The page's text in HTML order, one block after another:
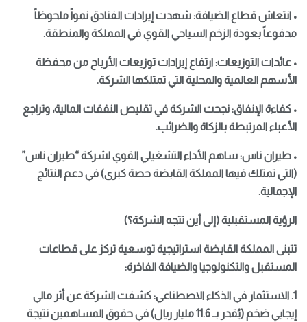
• انتعاش قطاع الضيافة: شهدت إيرادات الفنادق نمواً ملحوظاً
مدفوعاً بعودة الزخم السياحي القوي في المملكة والمنطقة.
• عائدات التوزيعات: ارتفاع إيرادات توزيعات الأرباح من محفظة
الأسهم العالمية والمحلية التي تمتلكها الشركة.
• كفاءة الإنفاق: نجحت الشركة في تقليص النفقات المالية، وتراجع
الأعباء المرتبطة بالزكاة والضرائب.
• طيران ناس: ساهم الأداء التشغيلي القوي لشركة “طيران ناس”
(التي تمتلك فيها المملكة القابضة حصة كبرى) في دعم النتائج
الإجمالية.
الرؤية المستقبلية (إلى أين تتجه الشركة؟)
تتبنى المملكة القابضة استراتيجية توسعية تركز على قطاعات
المستقبل والتكنولوجيا والضيافة الفاخرة:
1. الاستثمار في الذكاء الاصطناعي: كشفت الشركة عن أثر مالي
إيجابي ضخم (يُقدر بـ 11.6 مليار ريال) في حقوق المساهمين نتيجة